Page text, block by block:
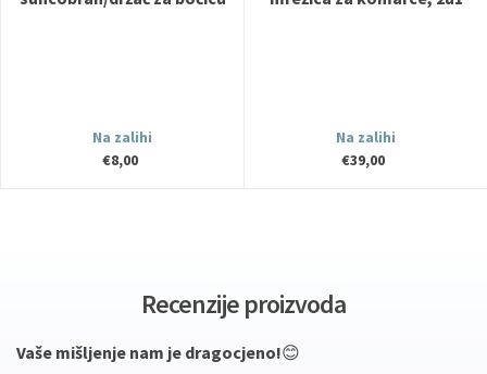
Na zalihi
€8,00
Na zalihi
€39,00
Recenzije proizvoda
Vaše mišljenje nam je dragocjeno!😊